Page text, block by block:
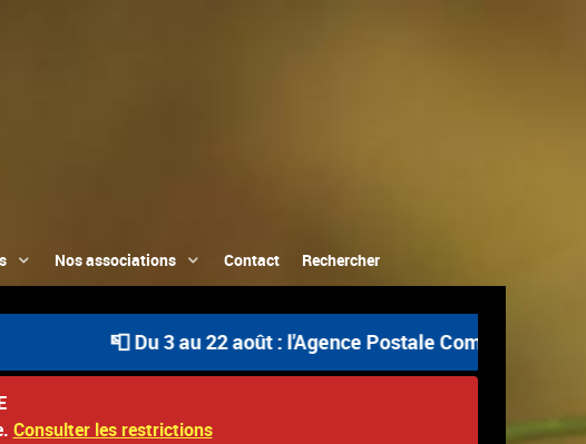
Nos associations Contact Rechercher
📮 Du 3 au 22 août : l'Agence Postale Communale est
Consulter les restrictions